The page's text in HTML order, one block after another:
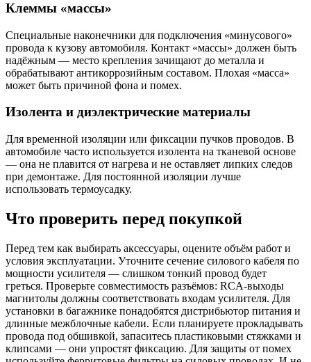
Клеммы «массы»
Специальные наконечники для подключения «минусового»
провода к кузову автомобиля. Контакт «массы» должен быть
надёжным — место крепления зачищают до металла и
обрабатывают антикоррозийным составом. Плохая «масса»
может быть причиной фона и помех.
Изолента и диэлектрические материалы
Для временной изоляции или фиксации пучков проводов. В
автомобиле часто используется изолента на тканевой основе
— она не плавится от нагрева и не оставляет липких следов
при демонтаже. Для постоянной изоляции лучше
использовать термоусадку.
Что проверить перед покупкой
Перед тем как выбирать аксессуары, оцените объём работ и
условия эксплуатации. Уточните сечение силового кабеля по
мощности усилителя — слишком тонкий провод будет
греться. Проверьте совместимость разъёмов: RCA-выходы
магнитолы должны соответствовать входам усилителя. Для
установки в багажнике понадобятся дистрибьютор питания и
длинные межблочные кабели. Если планируете прокладывать
провода под обшивкой, запаситесь пластиковыми стяжками и
клипсами — они упростят фиксацию. Для защиты от помех